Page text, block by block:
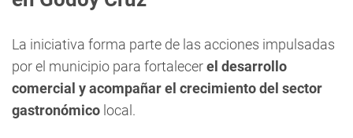
La iniciativa forma parte de las acciones impulsadas
por el municipio para fortalecerel desarrollo
comercial y acompañar el crecimiento del sector
gastronómico local.